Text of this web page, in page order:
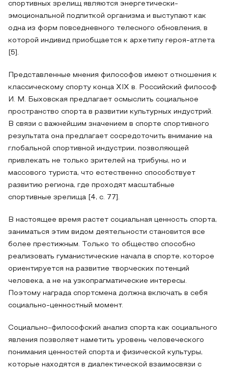
спортивных зрелищ являются энергетически-
эмоциональной подпиткой организма и выступают как
одна из форм повседневного телесного обновления, в
которой индивид приобщается к архетипу героя-атлета
[5].
Представленные мнения философов имеют отношения к
классическому спорту конца XIX в. Российский философ
И. М. Быховская предлагает осмыслить социальное
пространство спорта в развитии культурных индустрий.
В связи с важнейшим значением в спорте спортивного
результата она предлагает сосредоточить внимание на
глобальной спортивной индустрии, позволяющей
привлекать не только зрителей на трибуны, но и
массового туриста, что естественно способствует
развитию региона, где проходят масштабные
спортивные зрелища [4, с. 77].
В настоящее время растет социальная ценность спорта,
заниматься этим видом деятельности становится все
более престижным. Только то общество способно
реализовать гуманистические начала в спорте, которое
ориентируется на развитие творческих потенций
человека, а не на узкопрагматические интересы.
Поэтому награда спортсмена должна включать в себя
социально-ценностный момент.
Социально-философский анализ спорта как социального
явления позволяет наметить уровень человеческого
понимания ценностей спорта и физической культуры,
которые находятся в диалектической взаимосвязи с